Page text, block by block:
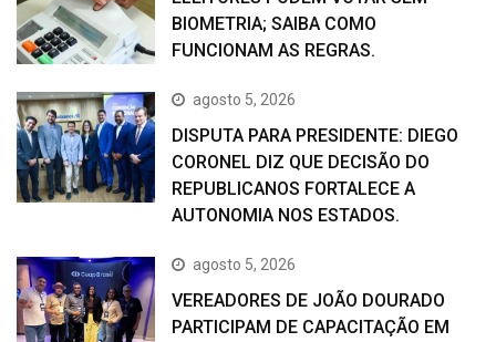
BIOMETRIA; SAIBA COMO
FUNCIONAM AS REGRAS.
agosto 5, 2026
DISPUTA PARA PRESIDENTE: DIEGO
CORONEL DIZ QUE DECISÃO DO
REPUBLICANOS FORTALECE A
AUTONOMIA NOS ESTADOS.
agosto 5, 2026
VEREADORES DE JOÃO DOURADO
PARTICIPAM DE CAPACITAÇÃO EM